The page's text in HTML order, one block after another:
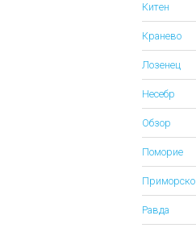
Китен
Кранево
Лозенец
Несебр
Обзор
Поморие
Приморско
Равда